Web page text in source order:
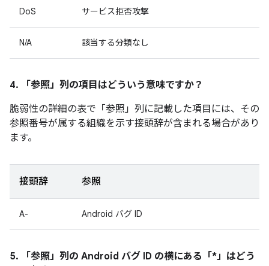
DoS サービス拒否攻撃
N/A 該当する分類なし
4. 「参照」 列の項目はどういう意味ですか？
脆弱性の詳細の表で「参照」 列に記載した項目には、その
参照番号が属する組織を示す接頭辞が含まれる場合があり
ます。
接頭辞 参照
A- Android バグ ID
5. 「参照」 列の Android バグ ID の横にある「*」はどう